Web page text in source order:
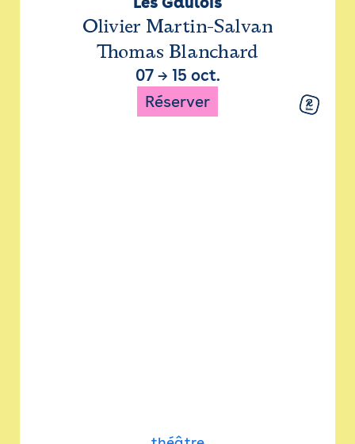
Olivier Martin-Salvan
Thomas Blanchard
07→ 15 oct.
Réserver